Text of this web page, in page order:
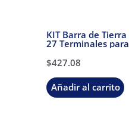
KIT Barra de Tierra
27 Terminales para
Schneider Electric
PK27GTA
$427.08
Añadir al carrito